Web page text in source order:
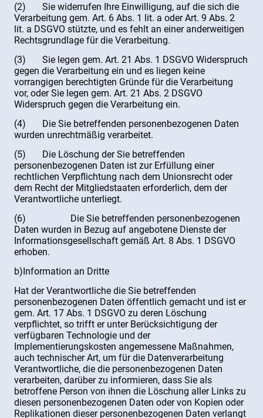
(2) Sie widerrufen Ihre Einwilligung, auf die sich die
Verarbeitung gem. Art. 6 Abs. 1 lit. a oder Art. 9 Abs. 2
lit. a DSGVO stützte, und es fehlt an einer anderweitigen
Rechtsgrundlage für die Verarbeitung.
(3) Sie legen gem. Art. 21 Abs. 1 DSGVO Widerspruch
gegen die Verarbeitung ein und es liegen keine
vorrangigen berechtigten Gründe für die Verarbeitung
vor, oder Sie legen gem. Art. 21 Abs. 2 DSGVO
Widerspruch gegen die Verarbeitung ein.
(4) Die Sie betreffenden personenbezogenen Daten
wurden unrechtmäßig verarbeitet.
(5) Die Löschung der Sie betreffenden
personenbezogenen Daten ist zur Erfüllung einer
rechtlichen Verpflichtung nach dem Unionsrecht oder
dem Recht der Mitgliedstaaten erforderlich, dem der
Verantwortliche unterliegt.
(6) Die Sie betreffenden personenbezogenen
Daten wurden in Bezug auf angebotene Dienste der
Informationsgesellschaft gemäß Art. 8 Abs. 1 DSGVO
erhoben.
b)Information an Dritte
Hat der Verantwortliche die Sie betreffenden
personenbezogenen Daten öffentlich gemacht und ist er
gem. Art. 17 Abs. 1 DSGVO zu deren Löschung
verpflichtet, so trifft er unter Berücksichtigung der
verfügbaren Technologie und der
Implementierungskosten angemessene Maßnahmen,
auch technischer Art, um für die Datenverarbeitung
Verantwortliche, die die personenbezogenen Daten
verarbeiten, darüber zu informieren, dass Sie als
betroffene Person von ihnen die Löschung aller Links zu
diesen personenbezogenen Daten oder von Kopien oder
Replikationen dieser personenbezogenen Daten verlangt